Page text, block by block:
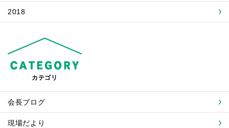
2018
カテゴリ
会長ブログ
現場だより